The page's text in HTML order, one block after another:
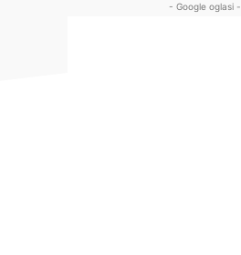
- Google oglasi -